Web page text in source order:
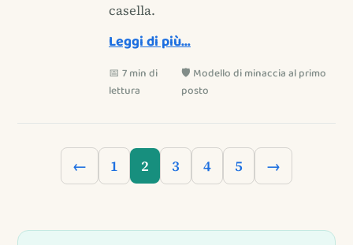
casella.
Leggi di più…
📅 7 min di
lettura
🛡️ Modello di minaccia al primo
posto
← 1 2 3 4 5 →